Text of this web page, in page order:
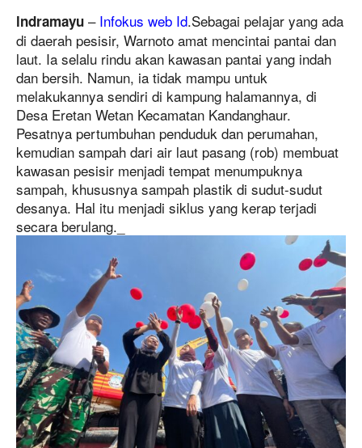
lndramayu – Infokus web Id.Sebagai pelajar yang ada
di daerah pesisir, Warnoto amat mencintai pantai dan
laut. Ia selalu rindu akan kawasan pantai yang indah
dan bersih. Namun, ia tidak mampu untuk
melakukannya sendiri di kampung halamannya, di
Desa Eretan Wetan Kecamatan Kandanghaur.
Pesatnya pertumbuhan penduduk dan perumahan,
kemudian sampah dari air laut pasang (rob) membuat
kawasan pesisir menjadi tempat menumpuknya
sampah, khususnya sampah plastik di sudut-sudut
desanya. Hal itu menjadi siklus yang kerap terjadi
secara berulang._